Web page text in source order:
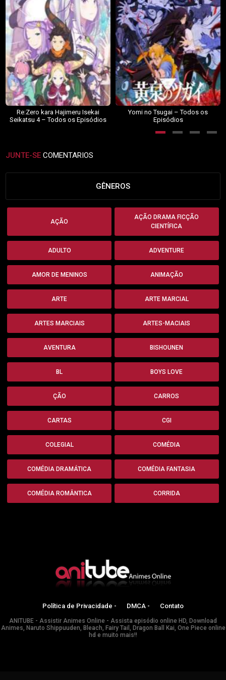
Re:Zero kara Hajimeru Isekai
Seikatsu 4 – Todos os Episódios
Yomi no Tsugai – Todos os
Episódios
JUNTE-SE COMENTARIOS
GÊNEROS
AÇÃO
AÇÃO DRAMA FICÇÃO
CIENTÍFICA
ADULTO ADVENTURE
AMOR DE MENINOS ANIMAÇÃO
ARTE ARTE MARCIAL
ARTES MARCIAIS ARTES-MACIAIS
AVENTURA BISHOUNEN
BL BOYS LOVE
ÇÃO CARROS
CARTAS CGI
COLEGIAL COMÉDIA
COMÉDIA DRAMÁTICA COMÉDIA FANTASIA
COMÉDIA ROMÂNTICA CORRIDA
Política de Privacidade - DMCA - Contato
ANITUBE - Assistir Animes Online - Assista episódio online HD, Download
Animes, Naruto Shippuuden, Bleach, Fairy Tail, Dragon Ball Kai, One Piece online
hd e muito mais!!